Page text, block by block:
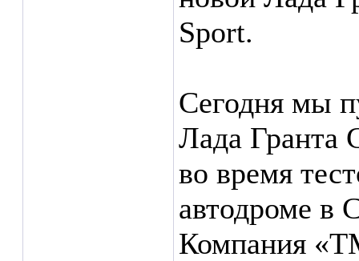
Sport.
Сегодня мы
Лада Гранта
во время
автодроме в
Компания